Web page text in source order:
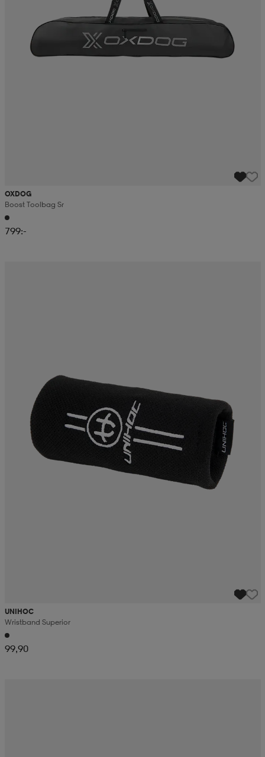
OXDOG
Boost Toolbag Sr
799:-
UNIHOC
Wristband Superior
99,90